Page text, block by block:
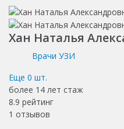
Хан Наталья
Врачи УЗИ
Еще 0 шт.
более 14 лет стаж
8.9 рейтинг
1 отзывов